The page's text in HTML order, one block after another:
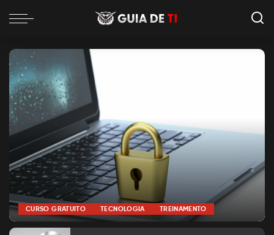
CURSO GRATUITO TECNOLOGIA TREINAMENTO
Posted
por Alexia Silva